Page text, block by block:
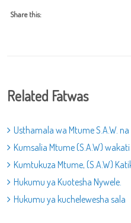
Share this:
Related Fatwas
Usthamala wa Mtume S.A.W.
Kumsalia Mtume (S.A.W)
Kumtukuza Mtume, (S.A.W)
Hukumu ya Kuotesha Nywele.
Hukumu ya kuchelewesha sala